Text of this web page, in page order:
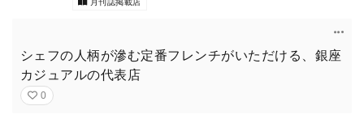
月刊誌掲載店
シェフの人柄が滲む定番フレンチがいただける、銀座
カジュアルの代表店
0